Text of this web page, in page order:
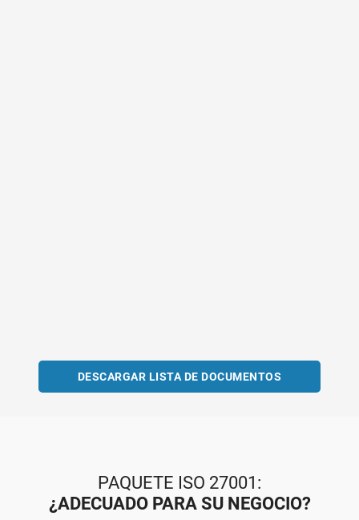
DESCARGAR LISTA DE DOCUMENTOS
PAQUETE ISO 27001:
¿ADECUADO PARA SU NEGOCIO?